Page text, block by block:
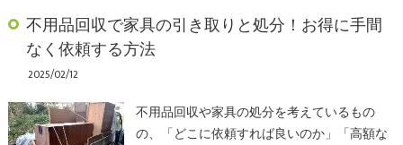
不用品回収で家具の引き取りと処分！お得に手間
なく依頼する方法
2025/02/12
不用品回収や家具の処分を考えているもの
の、「どこに依頼すれば良いのか」「高額な